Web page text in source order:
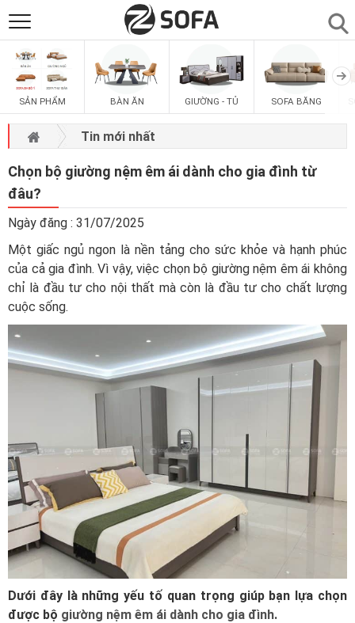
SẢN PHẨM
SOFAS
PHÒNG NGỦ ▼
PHÒNG KHÁCH
LIÊN HỆ
SẢN PHẨM BÀN ĂN GIƯỜNG - TỦ SOFA BĂNG
Tin mới nhất
Chọn bộ giường nệm êm ái dành cho gia đình từ
đâu?
Ngày đăng : 31/07/2025
Một giấc ngủ ngon là nền tảng cho sức khỏe và hạnh phúc
của cả gia đình. Vì vậy, việc chọn bộ giường nệm êm ái không
chỉ là đầu tư cho nội thất mà còn là đầu tư cho chất lượng
cuộc sống.
Dưới đây là những yếu tố quan trọng giúp bạn lựa chọn
được bộ giường nệm êm ái dành cho gia đình.